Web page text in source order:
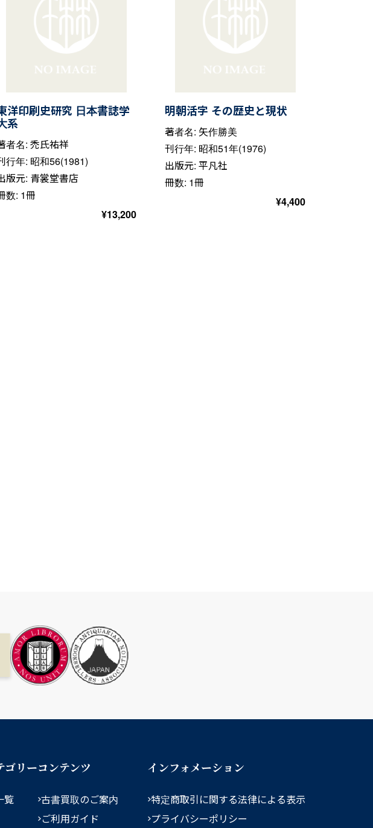
洋印刷史研究 日本書誌学
系
者名: 禿氏祐祥
行年: 昭和56(1981)
版元: 青裳堂書店
数: 1冊
¥13,200
明朝活字 その歴史と現状
著者名: 矢作勝美
刊行年: 昭和51年(1976)
出版元: 平凡社
冊数: 1冊
¥4,400
ゴリー
覧
コンテンツ
古書買取のご案内
ご利用ガイド
インフォメーション
特定商取引に関する法律による表示
プライバシーポリシー